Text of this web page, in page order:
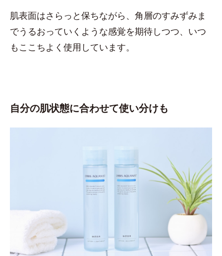
肌表面はさらっと保ちながら、角層のすみずみま
でうるおっていくような感覚を期待しつつ、いつ
もここちよく使用しています。
自分の肌状態に合わせて使い分けも